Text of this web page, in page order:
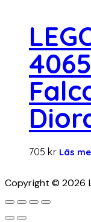
705 kr Läs
Copyright © 2026